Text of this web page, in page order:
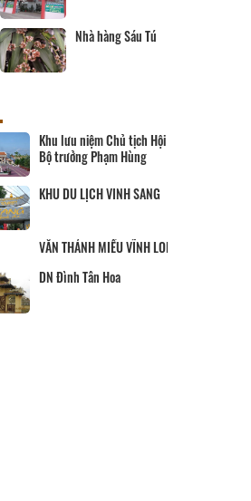
Nhà hàng Sáu Tú
Khu tưởng niệm cố Thủ tướng Võ
Văn Kiệt
BẢO TÀNG VĨNH LONG
Khu lưu niệm Giáo sư, Viện sĩ
Hộ kinh doanh CocoHome